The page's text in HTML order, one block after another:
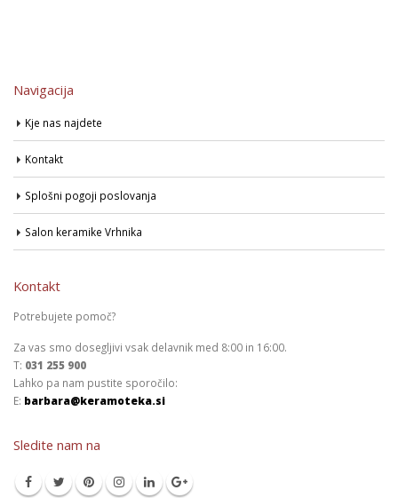
Navigacija
Kje nas najdete
Kontakt
Splošni pogoji poslovanja
Salon keramike Vrhnika
Kontakt
Potrebujete pomoč?
Za vas smo dosegljivi vsak delavnik med 8:00 in 16:00.
T: 031 255 900
Lahko pa nam pustite sporočilo:
E: barbara@keramoteka.si
Sledite nam na